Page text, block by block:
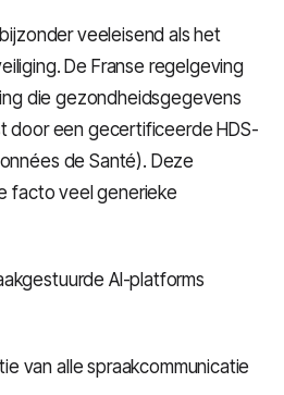
veeleisend als het
De Franse regelgeving
die gezondheidsgegevens
door een gecertificeerde HDS-
de Santé). Deze
facto veel generieke
AI-platforms
van alle spraakcommunicatie